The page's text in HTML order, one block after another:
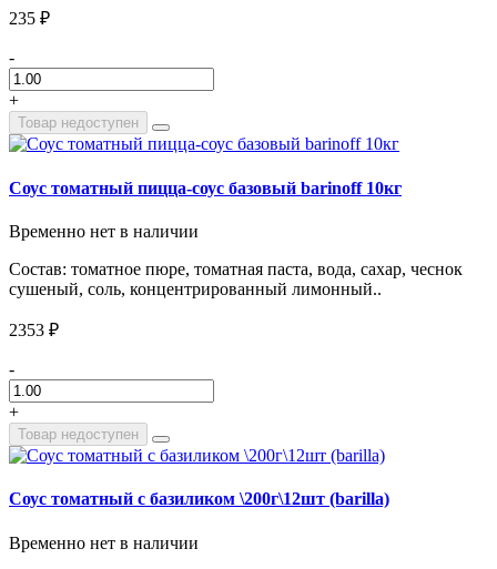
235 ₽
-
+
Товар недоступен
Соус томатный пицца-соус базовый barinoff 10кг
Временно нет в наличии
Состав: томатное пюре, томатная паста, вода, сахар, чеснок
сушеный, соль, концентрированный лимонный..
2353 ₽
-
+
Товар недоступен
Соус томатный с базиликом \200г\12шт (barilla)
Временно нет в наличии